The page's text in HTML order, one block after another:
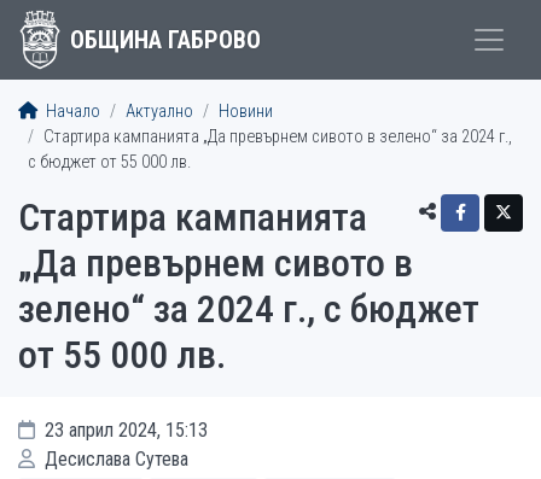
ОБЩИНА ГАБРОВО
Начало Актуално
Новини
Стартира кампанията „Да превърнем сивото в зелено“ за 2024 г.,
с бюджет от 55 000 лв.
Стартира кампанията
„Да превърнем сивото в
зелено“ за 2024 г., с бюджет
от 55 000 лв.
23 април 2024, 15:13
Десислава Сутева